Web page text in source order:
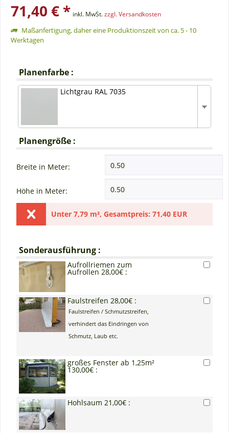
71,40 € * inkl. MwSt.zzgl. Versandkosten
Maßanfertigung, daher eine Produktionszeit von ca. 5 - 10
Werktagen
Planenfarbe :
Lichtgrau RAL 7035
Planengröße :
Breite in Meter:
Höhe in Meter:
Unter 7,79 m², Gesamtpreis: 71,40 EUR
Sonderausführung :
Aufrollriemen zum
Aufrollen 28,00€ :
Faulstreifen 28,00€ :
Faulstreifen / Schmutzstreifen,
verhindert das Eindringen von
Schmutz, Laub etc.
großes Fenster ab 1,25m²
130,00€ :
Hohlsaum 21,00€ :